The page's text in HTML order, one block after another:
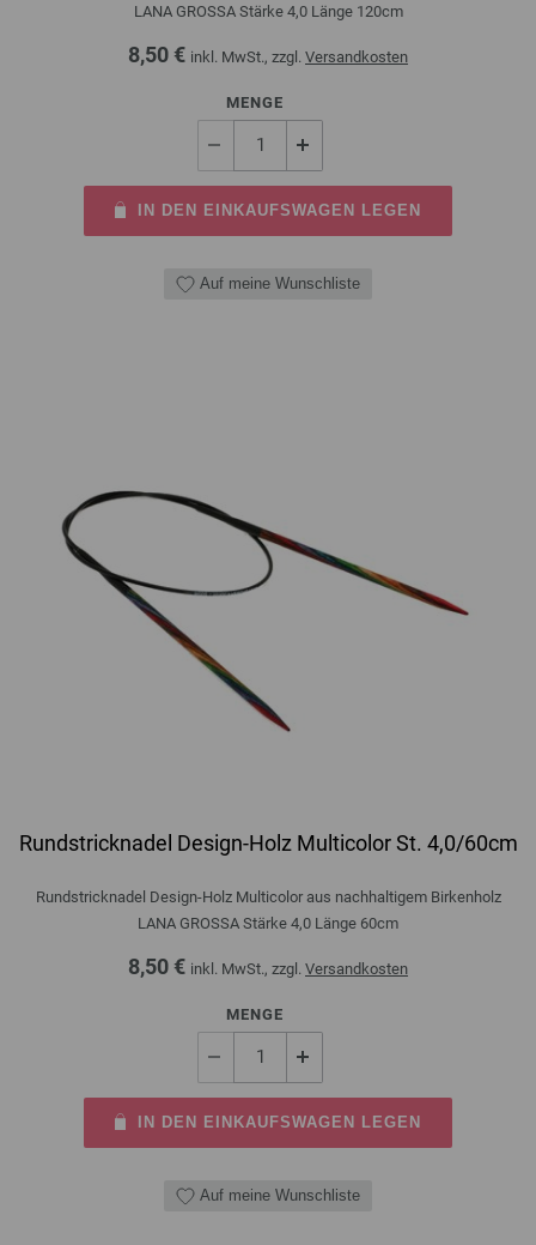
LANA GROSSA Stärke 4,0 Länge 120cm
8,50 € inkl. MwSt., zzgl. Versandkosten
MENGE
IN DEN EINKAUFSWAGEN LEGEN
Auf meine Wunschliste
Rundstricknadel Design-Holz Multicolor St. 4,0/60cm
Rundstricknadel Design-Holz Multicolor aus nachhaltigem Birkenholz
LANA GROSSA Stärke 4,0 Länge 60cm
8,50 € inkl. MwSt., zzgl. Versandkosten
MENGE
IN DEN EINKAUFSWAGEN LEGEN
Auf meine Wunschliste